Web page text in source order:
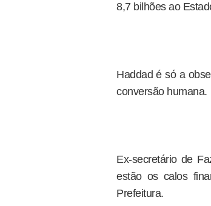
8,7 bilhões ao
Haddad é só a
conversão humana.
Ex-secretário de
estão os calos
Prefeitura.